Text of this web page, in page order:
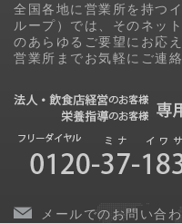
全国各地に営業所を持つ
ループ）では、そのネッ
のあらゆるご要望にお応
営業所までお気軽にご連絡
メールでのお問い合